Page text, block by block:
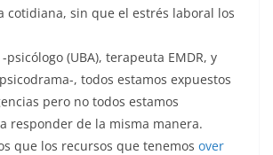
cotidiana, sin que el estrés laboral los
psicólogo (UBA), terapeuta EMDR, y
, todos estamos expuestos
pero no todos estamos
responder de la misma manera.
que los recursos que tenemos over